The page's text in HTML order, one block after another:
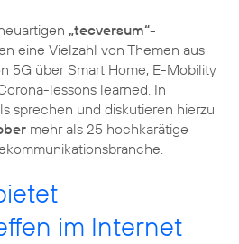
„tecversum“-
eine Vielzahl von Themen aus
5G über Smart Home, E-Mobility
lessons learned. In
sprechen und diskutieren hierzu
mehr als 25 hochkarätige
im Internet